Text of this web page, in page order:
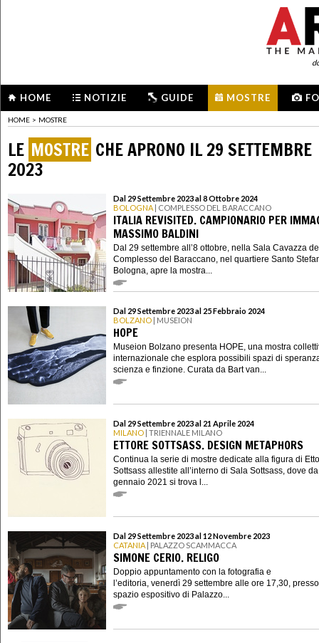
HOME NOTIZIE GUIDE MOSTRE
HOME > MOSTRE
LE MOSTRE CHE APRONO IL 29 SETTEMBRE
2023
Dal 29 Settembre 2023 al 8 Ottobre 2024
BOLOGNA | COMPLESSO DEL BARACCANO
ITALIA REVISITED. CAMPIONARIO PER
MASSIMO BALDINI
Dal 29 settembre all’8 ottobre, nella Sala Cavazza
Complesso del Baraccano, nel quartiere Santo
Bologna, apre la mostra...
Dal 29 Settembre 2023 al 25 Febbraio 2024
BOLZANO | MUSEION
HOPE
Museion Bolzano presenta HOPE, una mostra
internazionale che esplora possibili spazi di
scienza e finzione. Curata da Bart van...
Dal 29 Settembre 2023 al 21 Aprile 2024
MILANO | TRIENNALE MILANO
ETTORE SOTTSASS. DESIGN METAPHORS
Continua la serie di mostre dedicate alla figura di
Sottsass allestite all’interno di Sala Sottsass, dove da
gennaio 2021 si trova l...
Dal 29 Settembre 2023 al 12 Novembre 2023
CATANIA | PALAZZO SCAMMACCA
SIMONE CERIO. RELIGO
Doppio appuntamento con la fotografia e
l’editoria, venerdì 29 settembre alle ore 17,30,
spazio espositivo di Palazzo...